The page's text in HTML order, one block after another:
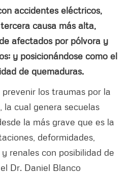
accidentes eléctricos,
causa más alta,
afectados por pólvora y
y posicionándose como el
de quemaduras.
los traumas por la
la cual genera secuelas
la más grave que es la
deformidades,
renales con posibilidad de
Dr. Daniel Blanco